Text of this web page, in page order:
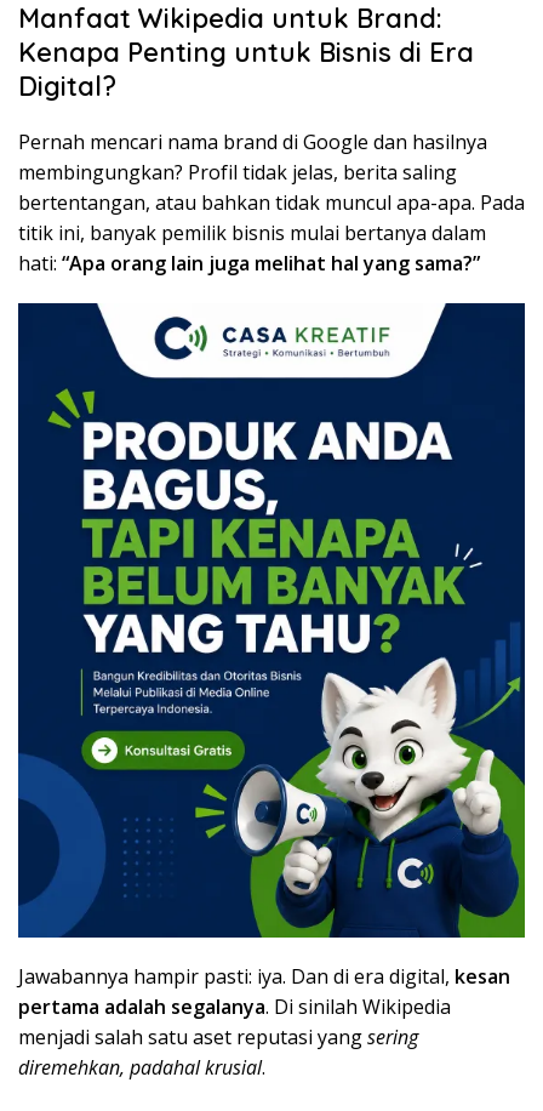
Manfaat Wikipedia untuk Brand:
Kenapa Penting untuk Bisnis di Era
Digital?
Pernah mencari nama brand di Google dan hasilnya
membingungkan? Profil tidak jelas, berita saling
bertentangan, atau bahkan tidak muncul apa-apa. Pada
titik ini, banyak pemilik bisnis mulai bertanya dalam
hati: “Apa orang lain juga melihat hal yang sama?”
Jawabannya hampir pasti: iya. Dan di era digital, kesan
pertama adalah segalanya. Di sinilah Wikipedia
menjadi salah satu aset reputasi yangsering
diremehkan, padahal krusial.